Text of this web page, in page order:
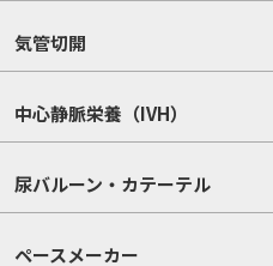
気管切開
中心静脈栄養（IVH）
尿バルーン・カテーテル
ペースメーカー